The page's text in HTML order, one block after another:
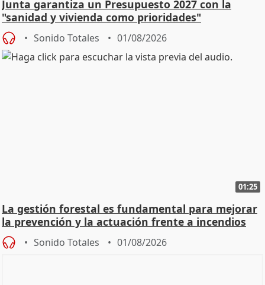
Junta garantiza un Presupuesto 2027 con la
"sanidad y vivienda como prioridades"
Sonido Totales 01/08/2026
01:25
La gestión forestal es fundamental para mejorar
la prevención y la actuación frente a incendios
Sonido Totales 01/08/2026